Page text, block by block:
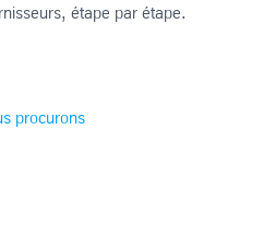
étape par étape.
procurons